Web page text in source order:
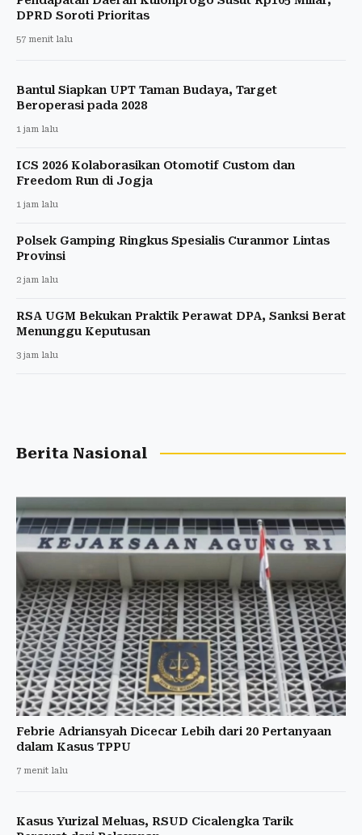
DPRD Soroti Prioritas
57 menit lalu
Bantul Siapkan UPT Taman Budaya, Target
Beroperasi pada 2028
1 jam lalu
ICS 2026 Kolaborasikan Otomotif Custom dan
Freedom Run di Jogja
1 jam lalu
Polsek Gamping Ringkus Spesialis Curanmor Lintas
Provinsi
2 jam lalu
RSA UGM Bekukan Praktik Perawat DPA, Sanksi Berat
Menunggu Keputusan
3 jam lalu
Berita Nasional
Febrie Adriansyah Dicecar Lebih dari 20 Pertanyaan
dalam Kasus TPPU
7 menit lalu
Kasus Yurizal Meluas, RSUD Cicalengka Tarik